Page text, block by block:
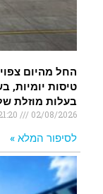
טיסות יומיות,
בעלות מוזלת של 99 שח לכרטיס
02/08/2026
לסיפור המלא »